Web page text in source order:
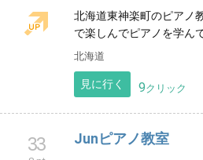
に始めませんか♬
静岡県
見に行く
31
8 pt
厚別西 ピアノ教室